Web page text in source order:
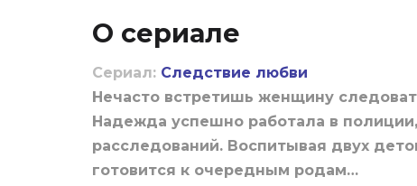
О сериале
Сериал: Следствие любви
Нечасто встретишь женщину
Надежда успешно работала в
расследований. Воспитывая двух
готовится к очередным родам…